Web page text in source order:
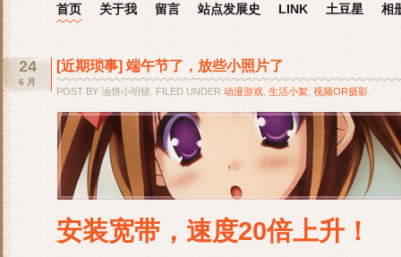
首页 关于我 留言 站点发展史 LINK 土豆星 相
24
6 月
[近期琐事] 端午节了，放些小照片了
POST BY 油饼小明猪. FILED UNDER 动漫游戏 生活小絮 视频OR摄影
安装宽带，速度20倍上升！